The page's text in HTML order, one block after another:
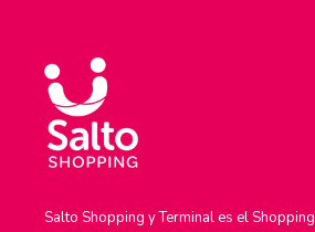
Salto Shopping y Terminal es el Shopping